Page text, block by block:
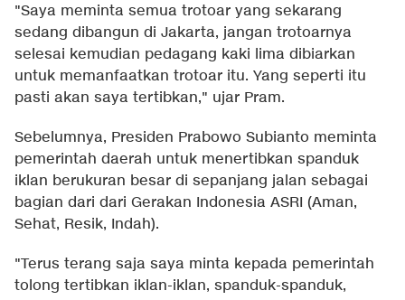
"Saya meminta semua trotoar yang sekarang
sedang dibangun di Jakarta, jangan trotoarnya
selesai kemudian pedagang kaki lima dibiarkan
untuk memanfaatkan trotoar itu. Yang seperti itu
pasti akan saya tertibkan," ujar Pram.
Sebelumnya, Presiden Prabowo Subianto meminta
pemerintah daerah untuk menertibkan spanduk
iklan berukuran besar di sepanjang jalan sebagai
bagian dari dari Gerakan Indonesia ASRI (Aman,
Sehat, Resik, Indah).
"Terus terang saja saya minta kepada pemerintah
tolong tertibkan iklan-iklan, spanduk-spanduk,